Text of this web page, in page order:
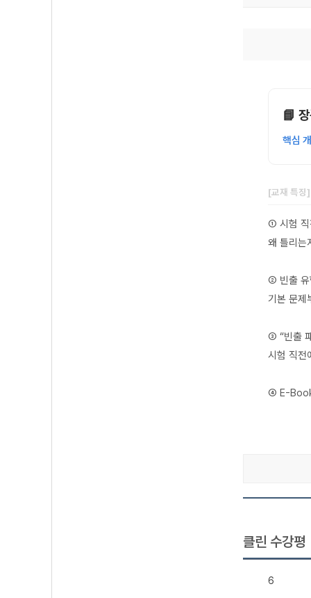
📘
핵심
[교재 특
① 시험 직
왜 틀리는
② 빈출 유
기본 문제
③ “빈출
시험 직전
④ E-Book
클린 수강평
6